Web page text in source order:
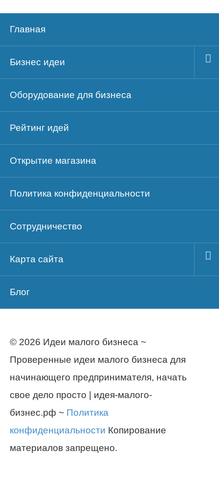
Главная
Бизнес идеи
Оборудование для бизнеса
Рейтинг идей
Открытие магазина
Политика конфиденциальности
Сотрудничество
Карта сайта
Блог
© 2026 Идеи малого бизнеса ~
Проверенные идеи малого бизнеса для
начинающего предпринимателя, начать
свое дело просто | идея-малого-
бизнес.рф ~ Политика
конфиденциальности Копирование
материалов запрещено.